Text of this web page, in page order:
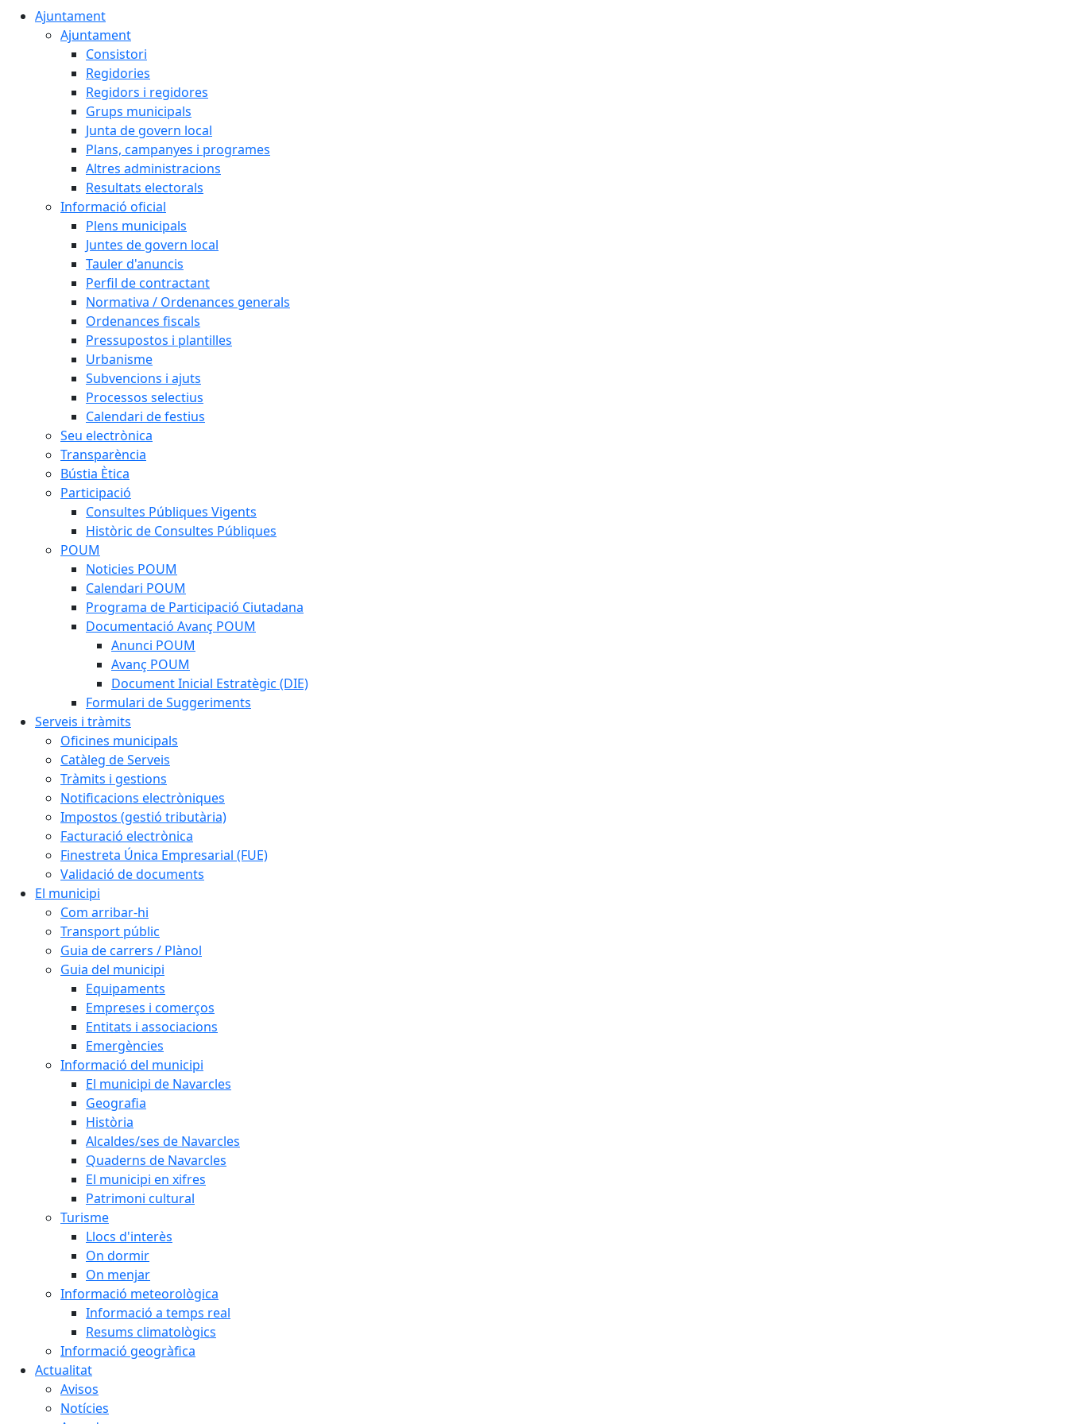
Ajuntament
Ajuntament
Consistori
Regidories
Regidors i regidores
Grups municipals
Junta de govern local
Plans, campanyes i programes
Altres administracions
Resultats electorals
Informació oficial
Plens municipals
Juntes de govern local
Tauler d'anuncis
Perfil de contractant
Normativa / Ordenances generals
Ordenances fiscals
Pressupostos i plantilles
Urbanisme
Subvencions i ajuts
Processos selectius
Calendari de festius
Seu electrònica
Transparència
Bústia Ètica
Participació
Consultes Públiques Vigents
Històric de Consultes Públiques
POUM
Noticies POUM
Calendari POUM
Programa de Participació Ciutadana
Documentació Avanç POUM
Anunci POUM
Avanç POUM
Document Inicial Estratègic (DIE)
Formulari de Suggeriments
Serveis i tràmits
Oficines municipals
Catàleg de Serveis
Tràmits i gestions
Notificacions electròniques
Impostos (gestió tributària)
Facturació electrònica
Finestreta Única Empresarial (FUE)
Validació de documents
El municipi
Com arribar-hi
Transport públic
Guia de carrers / Plànol
Guia del municipi
Equipaments
Empreses i comerços
Entitats i associacions
Emergències
Informació del municipi
El municipi de Navarcles
Geografia
Història
Alcaldes/ses de Navarcles
Quaderns de Navarcles
El municipi en xifres
Patrimoni cultural
Turisme
Llocs d'interès
On dormir
On menjar
Informació meteorològica
Informació a temps real
Resums climatològics
Informació geogràfica
Actualitat
Avisos
Notícies